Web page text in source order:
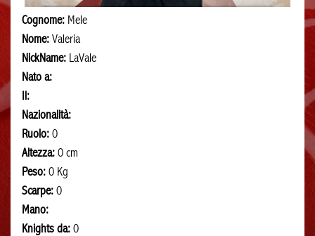
Cognome: Mele
Nome: Valeria
NickName: LaVale
Nato a:
Il:
Nazionalità:
Ruolo: 0
Altezza: 0 cm
Peso: 0 Kg
Scarpe: 0
Mano:
Knights da: 0